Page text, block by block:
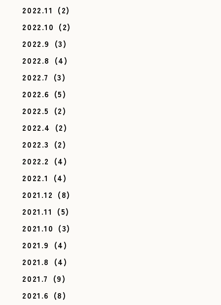
2022.11 (2)
2022.10 (2)
2022.9 (3)
2022.8 (4)
2022.7 (3)
2022.6 (5)
2022.5 (2)
2022.4 (2)
2022.3 (2)
2022.2 (4)
2022.1
(4)
2021.12 (8)
2021.11 (5)
2021.10 (3)
2021.9 (4)
2021.8 (4)
2021.7 (9)
2021.6 (8)